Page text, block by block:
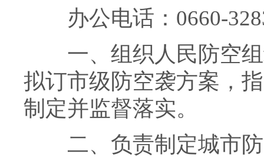
办公电话：0660-
一、组织人民防空
拟订市级防空袭方案，
制定并监督落实。
二、负责制定城市